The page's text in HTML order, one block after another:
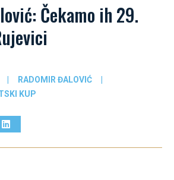
Čekamo ih 29.
| RADOMIR ĐALOVIĆ
|
KUP